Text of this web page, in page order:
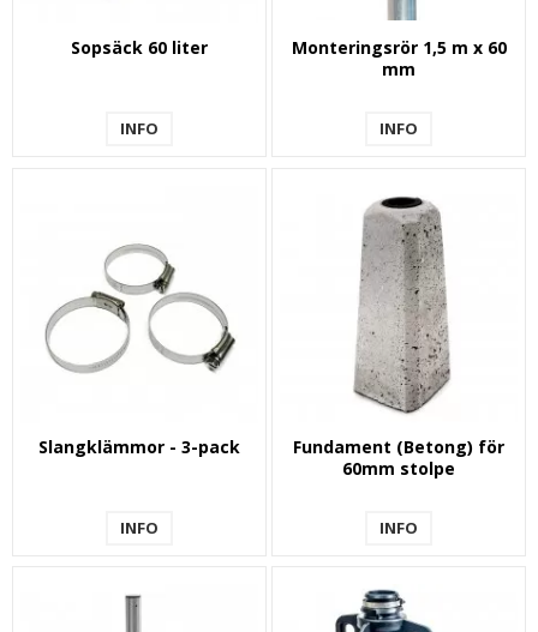
Sopsäck 60 liter
INFO
Monteringsrör 1,5 m x 60
mm
INFO
Slangklämmor - 3-pack
INFO
Fundament (Betong) för
60mm stolpe
INFO